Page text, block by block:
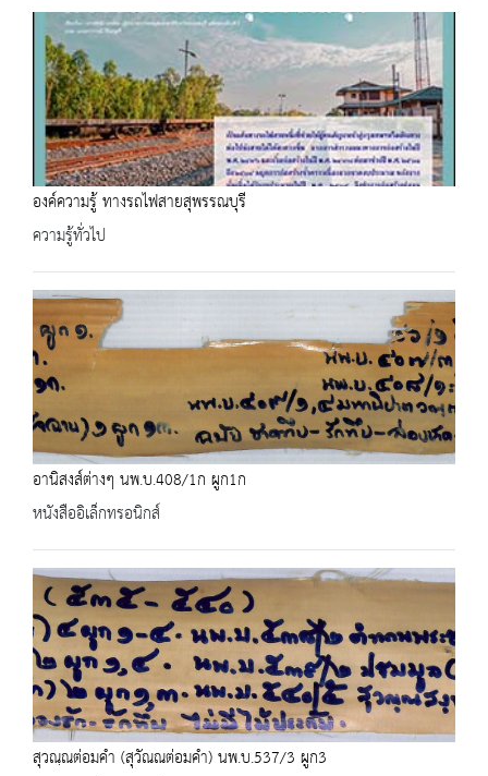
องค์ความรู้ ทางรถไฟสายสุพรรณบุรี
ความรู้ทั่วไป
อานิสงส์ต่างๆ นพ.บ.408/1ก ผูก1ก
หนังสืออิเล็กทรอนิกส์
สุวณฺณต่อมคำ (สุวัณณต่อมคำ) นพ.บ.537/3 ผูก3